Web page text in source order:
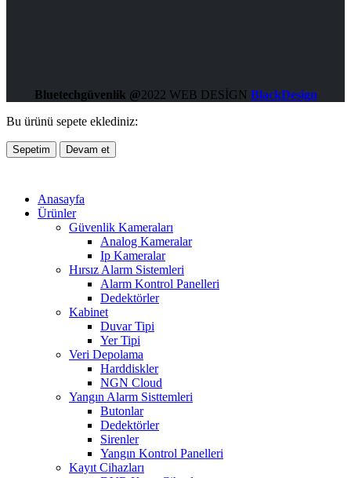
Bluetechgüvenlik @2022 WEB DESİGN BlackDesign
Bu ürünü sepete eklediniz:
Sepetim Devam et
Anasayfa
Ürünler
Güvenlik Kameraları
Analog Kameralar
Ip Kameralar
Hırsız Alarm Sistemleri
Alarm Kontrol Panelleri
Dedektörler
Kabinet
Duvar Tipi
Yer Tipi
Veri Depolama
Harddiskler
NGN Cloud
Yangın Alarm Sisttemleri
Butonlar
Dedektörler
Sirenler
Yangın Kontrol Panelleri
Kayıt Cihazları